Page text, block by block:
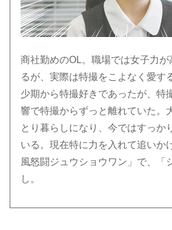
商社勤めのOL。職場では女子力
るが、実際は特撮をこよなく愛す
少期から特撮好きであったが、特
響で特撮からずっと離れていた。
とり暮らしになり、今ではすっか
いる。現在特に力を入れて追いか
風怒闘ジュウショウワン」で、「
し。